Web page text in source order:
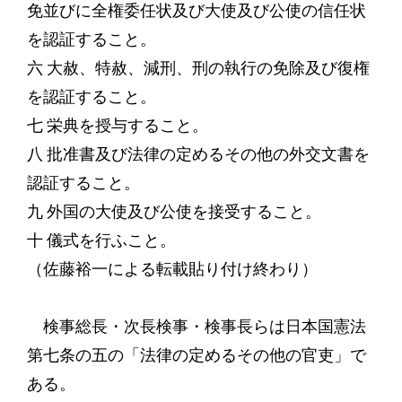
免並びに全権委任状及び大使及び公使の信任状
を認証すること。
六 大赦、特赦、減刑、刑の執行の免除及び復権
を認証すること。
七 栄典を授与すること。
八 批准書及び法律の定めるその他の外交文書を
認証すること。
九 外国の大使及び公使を接受すること。
十 儀式を行ふこと。
（佐藤裕一による転載貼り付け終わり）
検事総長・次長検事・検事長らは日本国憲法
第七条の五の「法律の定めるその他の官吏」で
ある。